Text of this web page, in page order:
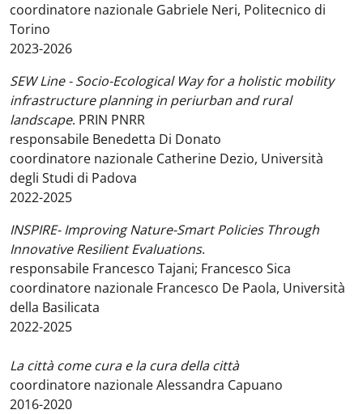
coordinatore nazionale Gabriele Neri, Politecnico di
Torino
2023-2026
SEW Line - Socio-Ecological Way for a holistic mobility
infrastructure planning in periurban and rural
landscape. PRIN PNRR
responsabile Benedetta Di Donato
coordinatore nazionale Catherine Dezio, Università
degli Studi di Padova
2022-2025
INSPIRE- Improving Nature-Smart Policies Through
Innovative Resilient Evaluations.
responsabile Francesco Tajani; Francesco Sica
coordinatore nazionale Francesco De Paola, Università
della Basilicata
2022-2025
La città come cura e la cura della città
coordinatore nazionale Alessandra Capuano
2016-2020